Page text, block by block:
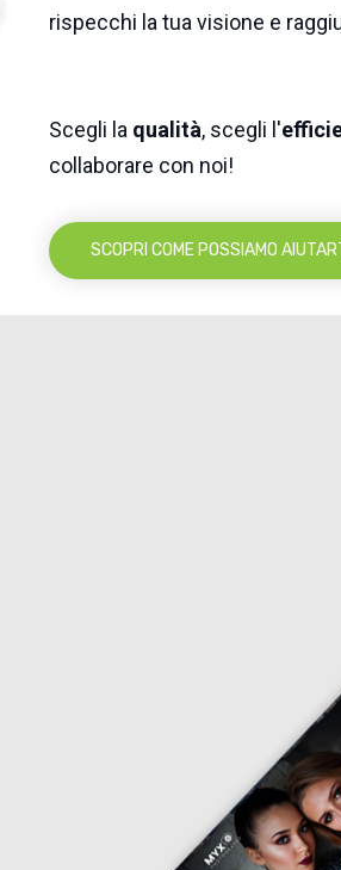
rispecchi la tua visione e
Scegli la qualità, scegli l'
collaborare con noi!
SCOPRI COME POSSIAMO